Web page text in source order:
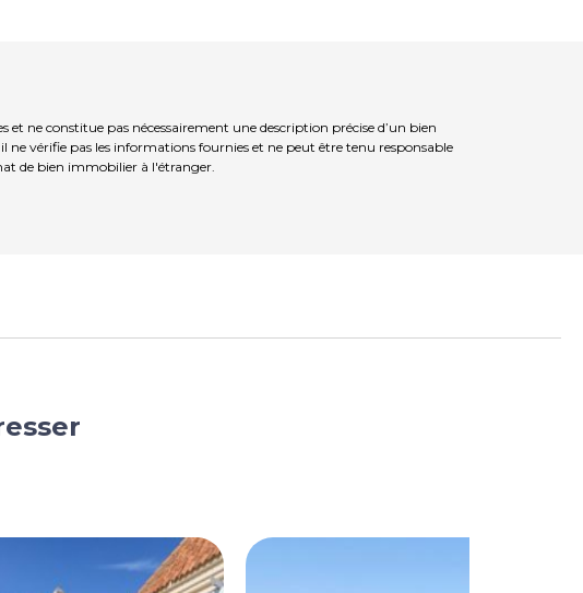
ne constitue pas nécessairement une description précise d’un bien
vérifie pas les informations fournies et ne peut être tenu responsable
de bien immobilier à l'étranger.